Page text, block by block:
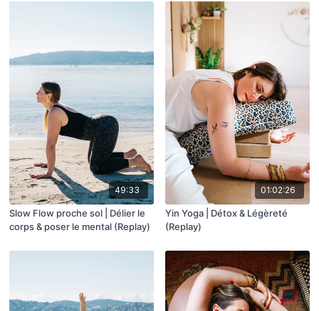
49:33
Slow Flow proche sol | Délier le
corps & poser le mental (Replay)
01:02:26
Yin Yoga | Détox & Légèreté
(Replay)